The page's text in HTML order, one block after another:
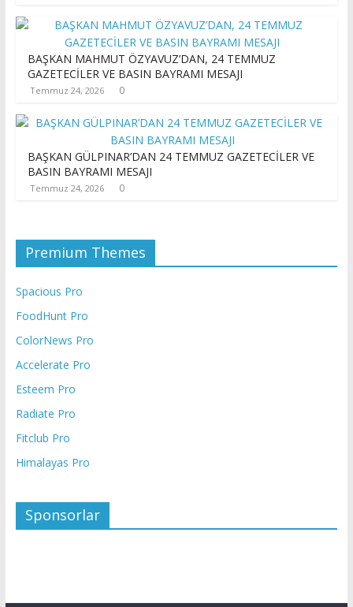
BAŞKAN MAHMUT ÖZYAVUZ’DAN, 24 TEMMUZ
GAZETECİLER VE BASIN BAYRAMI MESAJI
Temmuz 24, 2026 0
BAŞKAN GÜLPINAR’DAN 24 TEMMUZ GAZETECİLER VE
BASIN BAYRAMI MESAJI
Temmuz 24, 2026 0
Premium Themes
Spacious Pro
FoodHunt Pro
ColorNews Pro
Accelerate Pro
Esteem Pro
Radiate Pro
Fitclub Pro
Himalayas Pro
Sponsorlar